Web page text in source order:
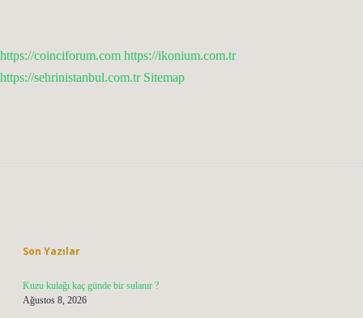
https://coinciforum.com https://ikonium.com.tr
https://sehrinistanbul.com.tr Sitemap
Son Yazılar
Kuzu kulağı kaç günde bir sulanır ?
Ağustos 8, 2026